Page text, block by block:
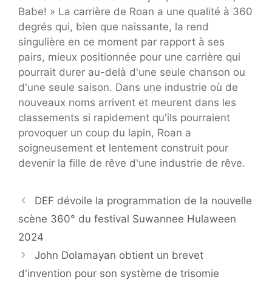
Babe! » La carrière de Roan a une qualité à 360
degrés qui, bien que naissante, la rend
singulière en ce moment par rapport à ses
pairs, mieux positionnée pour une carrière qui
pourrait durer au-delà d'une seule chanson ou
d'une seule saison. Dans une industrie où de
nouveaux noms arrivent et meurent dans les
classements si rapidement qu'ils pourraient
provoquer un coup du lapin, Roan a
soigneusement et lentement construit pour
devenir la fille de rêve d'une industrie de rêve.
DEF dévoile la programmation de la nouvelle
scène 360° du festival Suwannee Hulaween
2024
John Dolamayan obtient un brevet
d'invention pour son système de trisomie